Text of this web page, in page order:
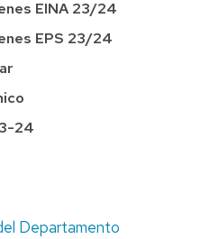
EINA 23/24
EPS 23/24
24
Departamento